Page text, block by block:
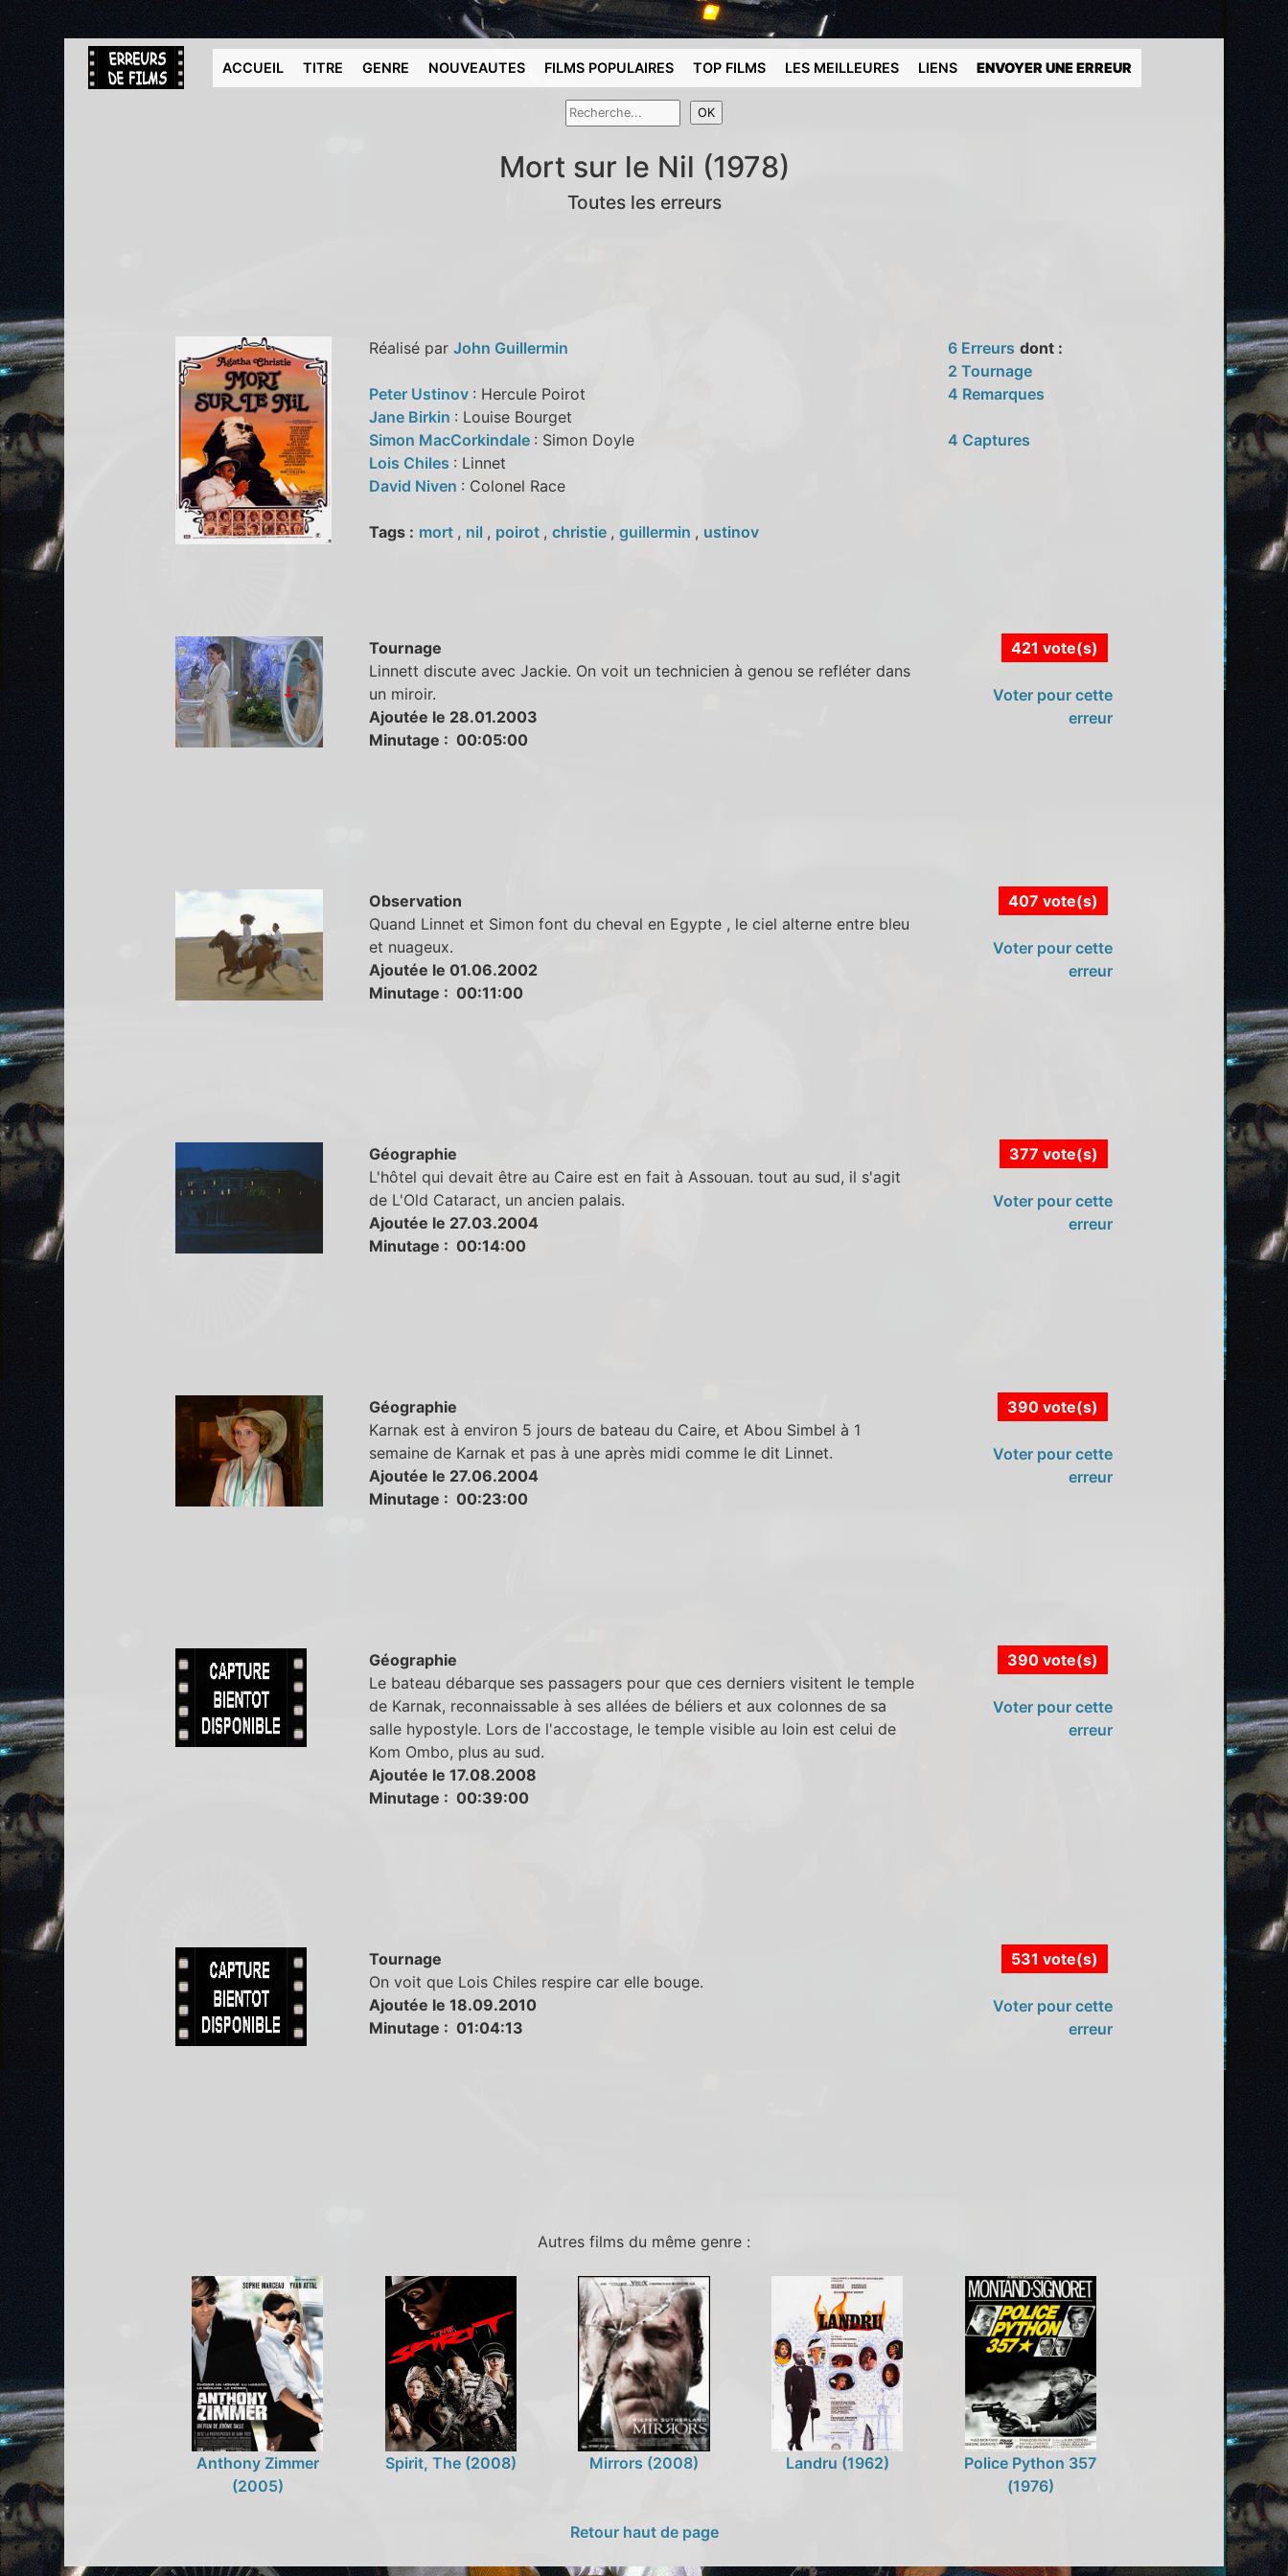
ACCUEIL TITRE GENRE NOUVEAUTES FILMS POPULAIRES TOP FILMS LES MEILLEURES LIENS ENVOYER UNE ERREUR
Mort sur le Nil (1978)
Toutes les erreurs
Réalisé par John Guillermin
Peter Ustinov : Hercule Poirot
Jane Birkin : Louise Bourget
Simon MacCorkindale : Simon Doyle
Lois Chiles : Linnet
David Niven : Colonel Race
Tags : mort , nil , poirot , christie , guillermin , ustinov
6 Erreurs dont :
2 Tournage
4 Remarques
4 Captures
Tournage
Linnett discute avec Jackie. On voit un technicien à genou se refléter dans
un miroir.
Ajoutée le 28.01.2003
Minutage : 00:05:00
421 vote(s)
Voter pour cette
erreur
Observation
Quand Linnet et Simon font du cheval en Egypte , le ciel alterne entre bleu
et nuageux.
Ajoutée le 01.06.2002
Minutage : 00:11:00
407 vote(s)
Voter pour cette
erreur
Géographie
L'hôtel qui devait être au Caire est en fait à Assouan. tout au sud, il s'agit
de L'Old Cataract, un ancien palais.
Ajoutée le 27.03.2004
Minutage : 00:14:00
377 vote(s)
Voter pour cette
erreur
Géographie
Karnak est à environ 5 jours de bateau du Caire, et Abou Simbel à 1
semaine de Karnak et pas à une après midi comme le dit Linnet.
Ajoutée le 27.06.2004
Minutage : 00:23:00
390 vote(s)
Voter pour cette
erreur
Géographie
Le bateau débarque ses passagers pour que ces derniers visitent le temple
de Karnak, reconnaissable à ses allées de béliers et aux colonnes de sa
salle hypostyle. Lors de l'accostage, le temple visible au loin est celui de
Kom Ombo, plus au sud.
Ajoutée le 17.08.2008
Minutage : 00:39:00
390 vote(s)
Voter pour cette
erreur
Tournage
On voit que Lois Chiles respire car elle bouge.
Ajoutée le 18.09.2010
Minutage : 01:04:13
531 vote(s)
Voter pour cette
erreur
Autres films du même genre :
Anthony Zimmer
(2005)
Spirit, The (2008) Mirrors (2008) Landru (1962)
Police Python 357
(1976)
Retour haut de page